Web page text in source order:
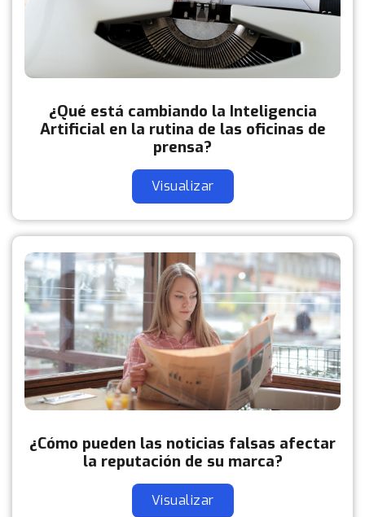
¿Qué está cambiando la Inteligencia
Artificial en la rutina de las oficinas de
prensa?
Visualizar
¿Cómo pueden las noticias falsas afectar
la reputación de su marca?
Visualizar